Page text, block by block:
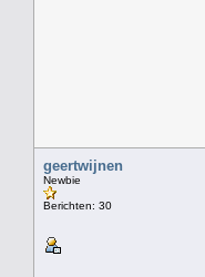
geertwijnen
Newbie
Berichten: 30